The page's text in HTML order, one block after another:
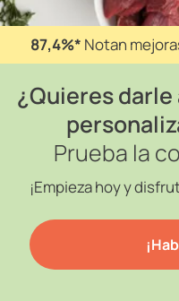
87,4%* Notan
¿Quieres
Prueba la
¡Empieza hoy y